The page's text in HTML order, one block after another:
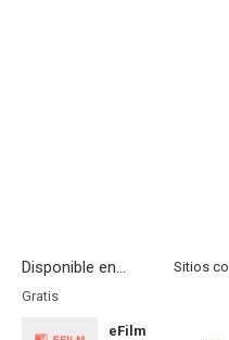
Disponible en...
Gratis
eFilm